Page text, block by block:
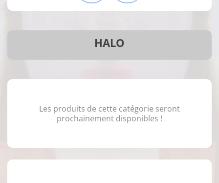
HALO
Les produits de cette catégorie seront
prochainement disponibles !